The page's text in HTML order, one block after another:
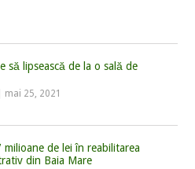
să lipsească de la o sală de
mai 25, 2021
de lei în reabilitarea
din Baia Mare